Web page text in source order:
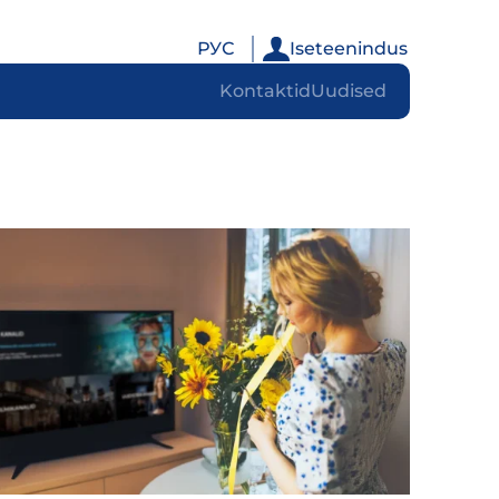
РУС
Iseteenindus
KontaktidUudised